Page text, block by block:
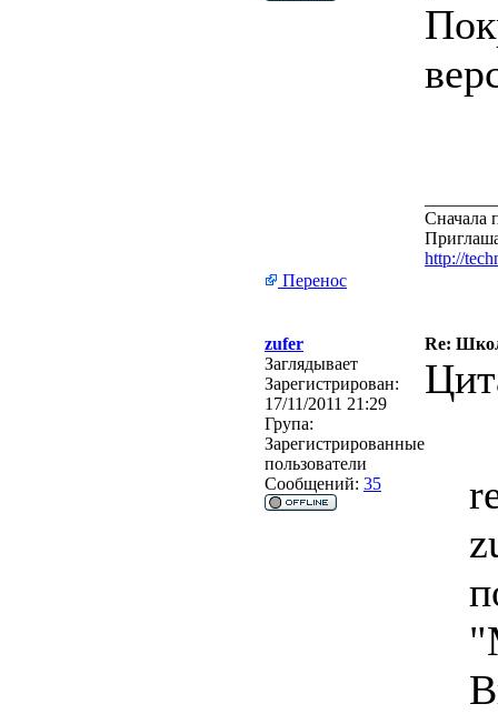
Сначала
http://
Перенос
zufer
Re:
Заглядывает
Зарегистрирован:
17/11/2011 21:29
Група:
Зарегистрированные
пользователи
Сообщений: 35